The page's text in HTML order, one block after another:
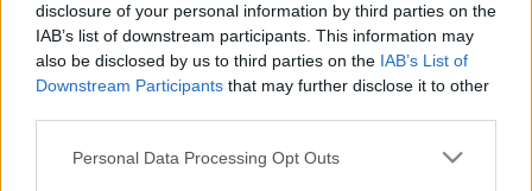
disclosure of your personal information by third parties on the
IAB’s list of downstream participants. This information may
also be disclosed by us to third parties on the IAB’s List of
Downstream Participants that may further disclose it to other
Please note that this website/app uses one or more Google
Personal Data Processing Opt Outs